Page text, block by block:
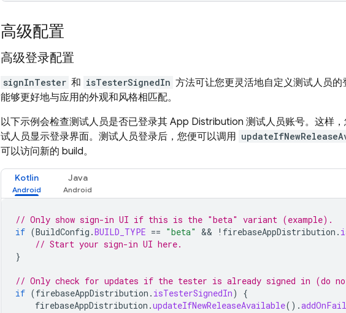
高级配置
高级登录配置
signInTester 和 isTesterSignedIn 方法可让您更灵活地自定义测试人员
能够更好地与应用的外观和风格相匹配。
以下示例会检查测试人员是否已登录其 App Distribution 测试人员账号。这样
试人员显示登录界面。测试人员登录后，您便可以调用
可以访问新的 build。
Kotlin Java
// Only show sign-in UI if this is the "beta" variant (example).
if (BuildConfig .BUILD_TYPE == "beta" && ! firebaseAppDistribution .
// Start your sign-in UI here.
}
// Only check for updates if the tester is already signed in (do
if (firebaseAppDistribution . isTesterSignedIn)
{
firebaseAppDistribution .updateIfNewReleaseAvailable().